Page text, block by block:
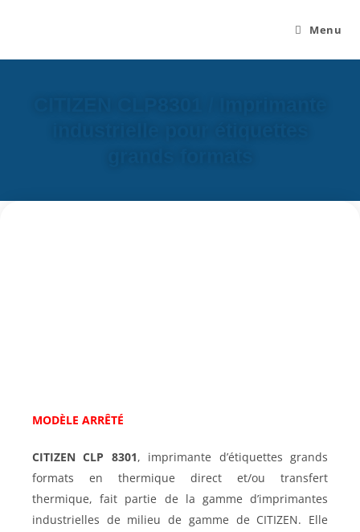
Menu
MODÈLE ARRÊTÉ
CITIZEN CLP 8301, imprimante d’étiquettes grands
formats en thermique direct et/ou transfert
thermique, fait partie de la gamme d’imprimantes
industrielles de milieu de gamme de CITIZEN. Elle